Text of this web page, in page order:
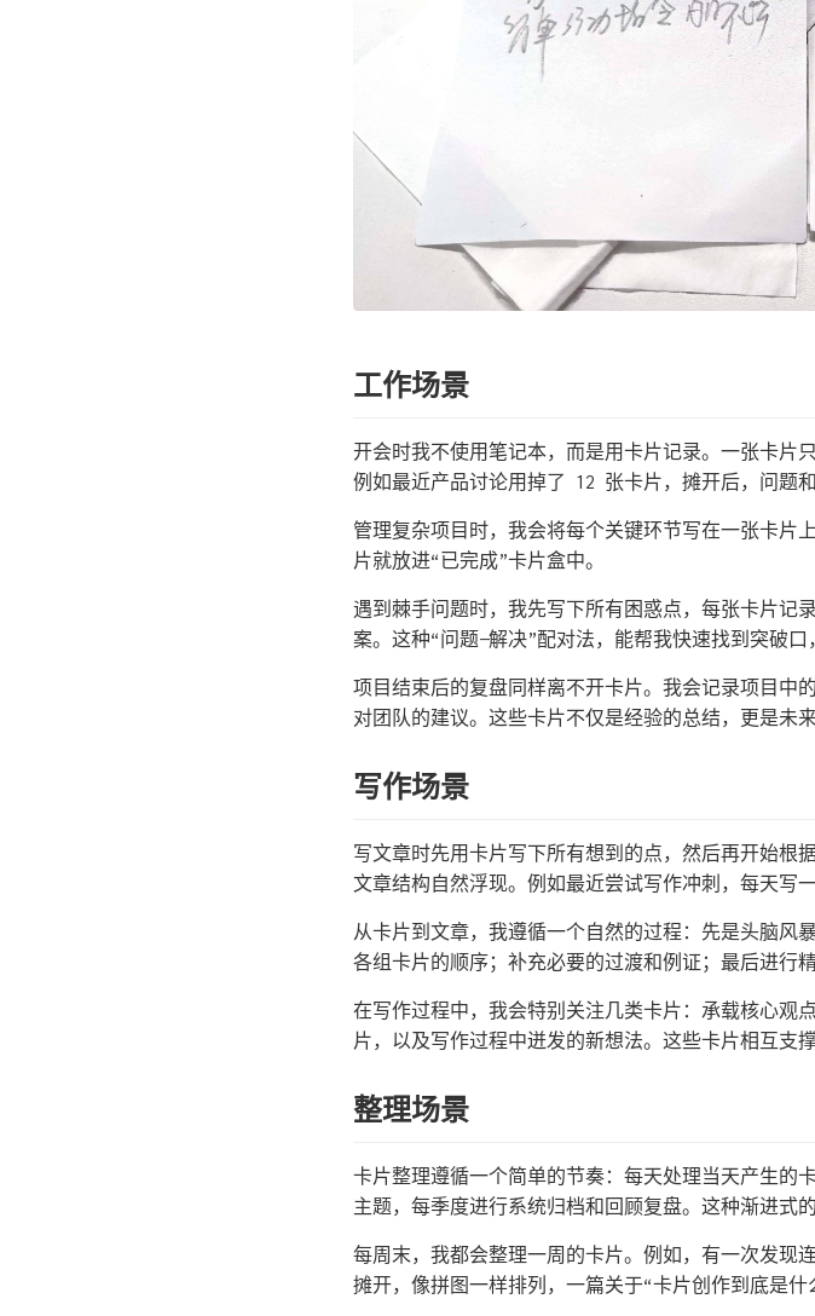
工作场景
开会时我不使用笔记本，而是用卡片记录。一张卡片
例如最近产品讨论用掉了 12 张卡片，摊开后，问题
管理复杂项目时，我会将每个关键环节写在一张卡片
片就放进“已完成”卡片盒中。
遇到棘手问题时，我先写下所有困惑点，每张卡片记
案。这种“问题—解决”配对法，能帮我快速找到突破口
项目结束后的复盘同样离不开卡片。我会记录项目中
对团队的建议。这些卡片不仅是经验的总结，更是未
写作场景
写文章时先用卡片写下所有想到的点，然后再开始根
文章结构自然浮现。例如最近尝试写作冲刺，每天写
从卡片到文章，我遵循一个自然的过程：先是头脑风
各组卡片的顺序；补充必要的过渡和例证；最后进行
在写作过程中，我会特别关注几类卡片：承载核心观
片，以及写作过程中迸发的新想法。这些卡片相互支
整理场景
卡片整理遵循一个简单的节奏：每天处理当天产生的
主题，每季度进行系统归档和回顾复盘。这种渐进式
每周末，我都会整理一周的卡片。例如，有一次发现
摊开，像拼图一样排列，一篇关于“卡片创作到底是什